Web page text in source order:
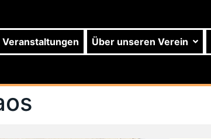
Veranstaltungen Über unseren Verein